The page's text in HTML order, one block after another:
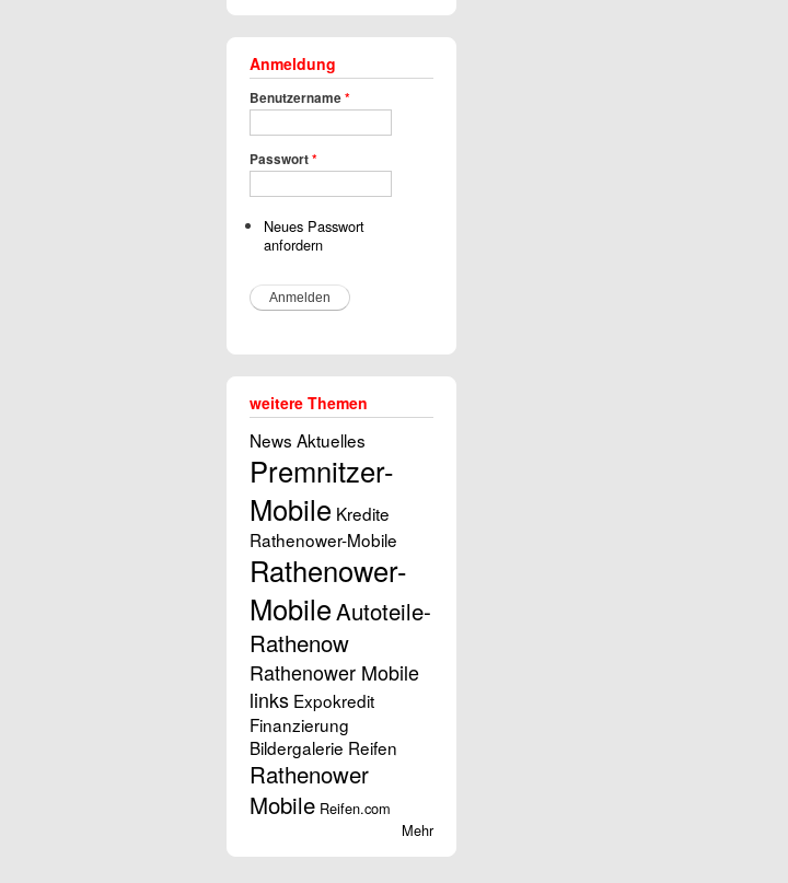
Anmeldung
Benutzername*
Passwort*
Neues Passwort
anfordern
weitere Themen
News Aktuelles
Premnitzer-
Mobile Kredite
Rathenower-Mobile
Rathenower-
MobileAutoteile-
Rathenow
Rathenower Mobile
links Expokredit
Finanzierung
Bildergalerie Reifen
Rathenower
Mobile Reifen.com
Mehr